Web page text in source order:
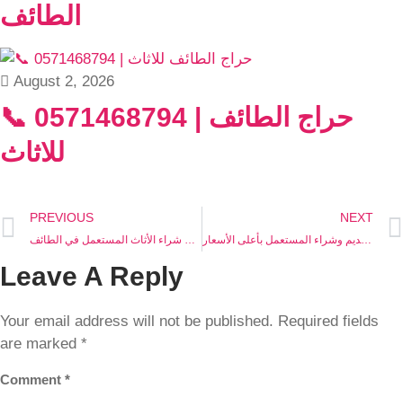
الطائف
August 2, 2026
📞 0571468794 | حراج الطائف
للاثاث
PREVIOUS
شراء اثاث مستعمل الطائف 0571468794 – أفضل خدمات شراء الأثاث المستعمل في الطائف
NEXT
شركة شراء اثاث مستعمل الطائف – أفضل الحلول للتخلص من الأثاث القديم وشراء المستعمل بأعلى الأسعار
Leave A Reply
Your email address will not be published. Required fields
are marked *
Comment *